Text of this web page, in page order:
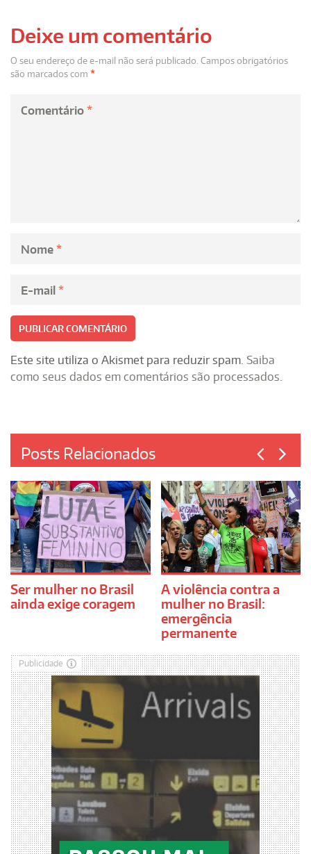
Deixe um comentário
O seu endereço de e-mail não será publicado. Campos obrigatórios
são marcados com *
Comentário *
Nome *
E-mail *
Este site utiliza o Akismet para reduzir spam. Saiba
como seus dados em comentários são processados
Posts Relacionados
Ser mulher no Brasil
ainda exige coragem
A violência contra a
mulher no Brasil:
emergência
permanente
Publicidade